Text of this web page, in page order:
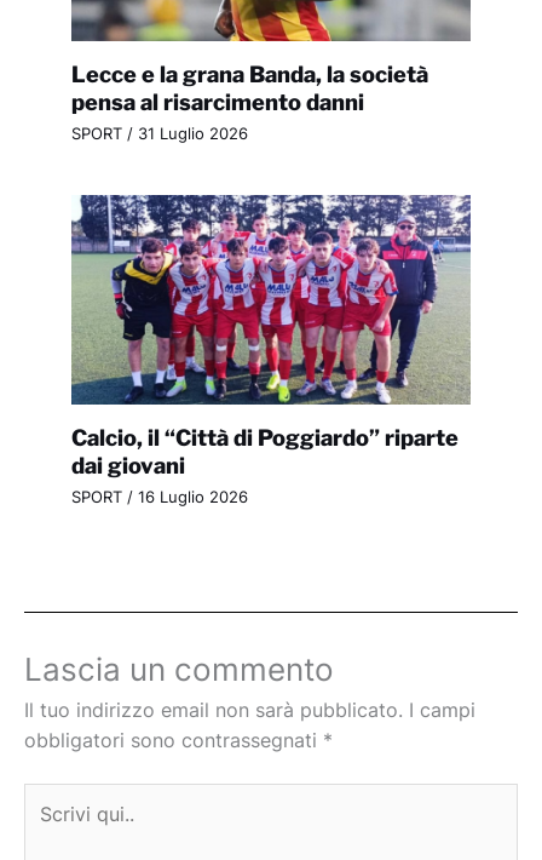
Lecce e la grana Banda, la società
pensa al risarcimento danni
SPORT/ 31 Luglio 2026
Calcio, il “Città di Poggiardo” riparte
dai giovani
SPORT/ 16 Luglio 2026
Lascia un commento
Il tuo indirizzo email non sarà pubblicato. I campi
obbligatori sono contrassegnati *
qui..